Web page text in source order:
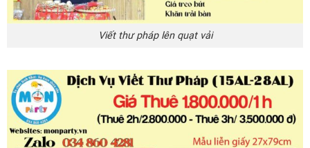
Viết thư pháp lên quạt vải